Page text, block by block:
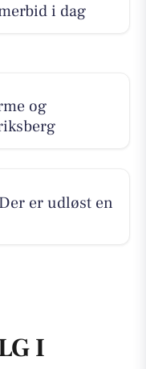
i dag
og
er udløst en
I